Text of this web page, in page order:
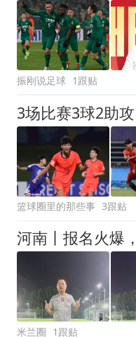
振刚说足球 1跟贴
篮球圈里的那些事 3跟贴
米兰圈 1跟贴